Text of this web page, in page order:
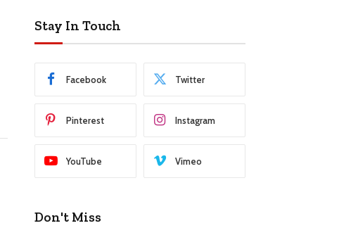
Stay In Touch
Facebook Twitter
Pinterest Instagram
YouTube Vimeo
Don't Miss